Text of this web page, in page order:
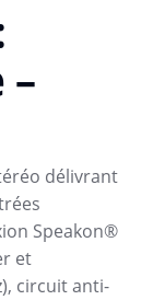
–
délivrant
Speakon®
et
circuit anti-